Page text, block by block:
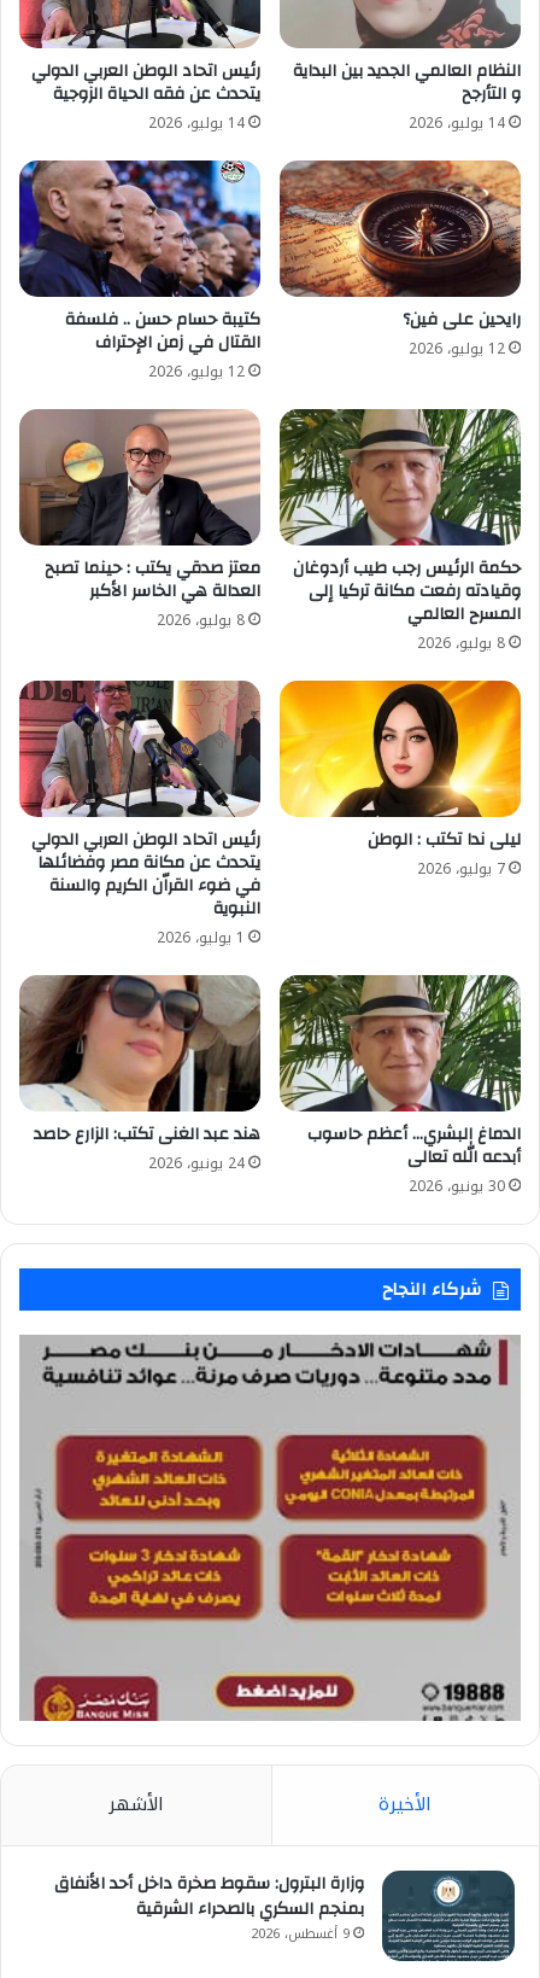
النظام العالمي الجديد بين البداية
و التأرجح
14 يوليو، 2026
رئيس اتحاد الوطن العربي الدولي
يتحدث عن فقه الحياة الزوجية
14 يوليو، 2026
رايحين على فين؟
12 يوليو، 2026
كتيبة حسام حسن .. فلسفة
القتال في زمن الإحتراف
12 يوليو، 2026
حكمة الرئيس رجب طيب أردوغان
وقيادته رفعت مكانة تركيا إلى
المسرح العالمي
8 يوليو، 2026
معتز صدقي يكتب : حينما تصبح
العدالة هي الخاسر الأكبر
8 يوليو، 2026
ليلى ندا تكتب : الوطن
7 يوليو، 2026
رئيس اتحاد الوطن العربي الدولي
يتحدث عن مكانة مصر وفضائلها
في ضوء القراّن الكريم والسنة
النبوية
1 يوليو، 2026
الدماغ البشري… أعظم حاسوب
أبدعه الله تعالى
30 يونيو، 2026
هند عبد الغنى تكتب: الزارع حاصد
24 يونيو، 2026
شركاء النجاح
الأخيرة الأشهر
وزارة البترول: سقوط صخرة داخل أحد الأنفاق
بمنجم السكري بالصحراء الشرقية
9 أغسطس، 2026